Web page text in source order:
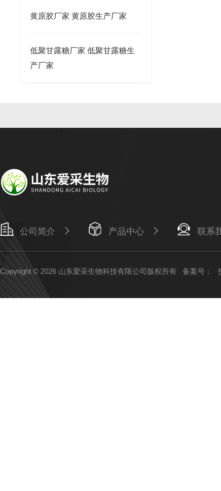
黄原胶厂家 黄原胶生产厂家
低聚甘露糖厂家 低聚甘露糖生
产厂家
公司简介 产品中心 联系
Copyright © 2026 山东爱采生物科技有限公司版权所有 备案号：